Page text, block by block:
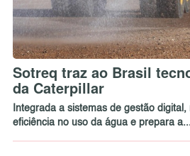
Sotreq traz ao Brasil
da Caterpillar
Integrada a sistemas de gestão
eficiência no uso da água e prepara